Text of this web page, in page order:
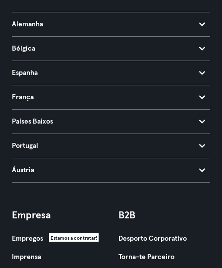
Alemanha
Bélgica
Espanha
França
Países Baixos
Portugal
Áustria
Empresa
Empregos Estamos a contratar!
Imprensa
B2B
Desporto Corporativo
Torna-te Parceiro